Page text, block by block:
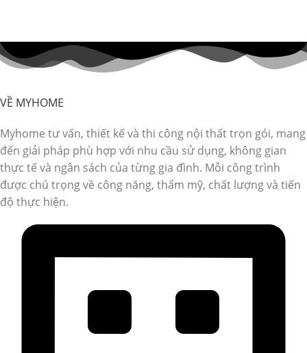
VỀ MYHOME
Myhome tư vấn, thiết kế và thi công nội thất trọn gói, mang
đến giải pháp phù hợp với nhu cầu sử dụng, không gian
thực tế và ngân sách của từng gia đình. Mỗi công trình
được chú trọng về công năng, thẩm mỹ, chất lượng và tiến
độ thực hiện.